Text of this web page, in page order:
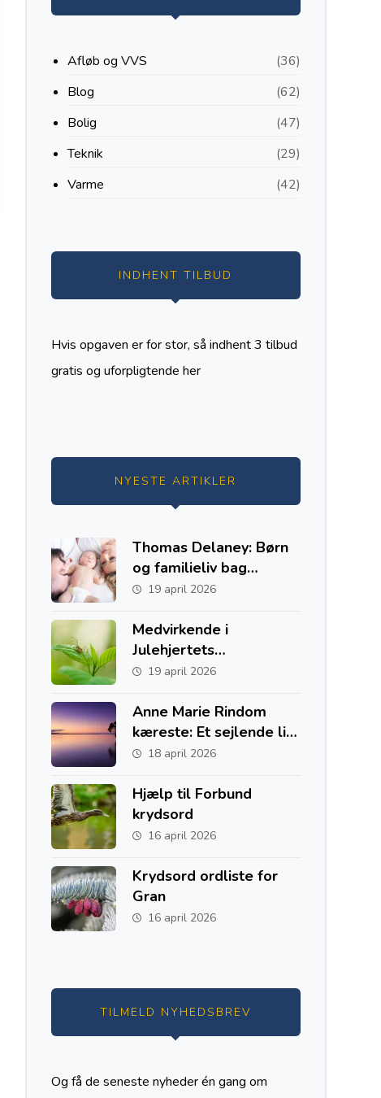
Afløb og VVS
(36)
Blog
(62)
Bolig
(47)
Teknik
(29)
Varme
(42)
INDHENT TILBUD
Hvis opgaven er for stor, så indhent 3 tilbud
gratis og uforpligtende her
NYESTE ARTIKLER
Thomas Delaney: Børn
og familieliv bag
fodboldkarrieren
19 april 2026
Medvirkende i
Julehjertets
Hemmelighed
19 april 2026
Anne Marie Rindom
kæreste: Et sejlende liv
med to hjem i Danmark
18 april 2026
Hjælp til Forbund
krydsord
16 april 2026
Krydsord ordliste for
Gran
16 april 2026
TILMELD NYHEDSBREV
Og få de seneste nyheder én gang om